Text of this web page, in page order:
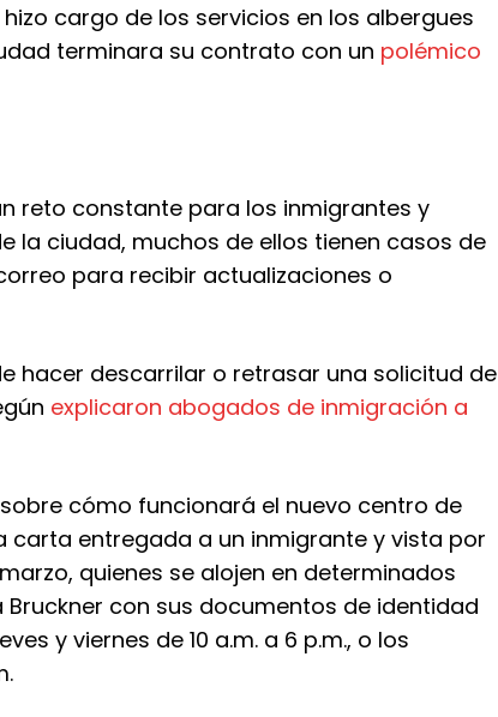
cargo de los servicios en los albergues
terminara su contrato con un polémico
reto constante para los inmigrantes y
la ciudad, muchos de ellos tienen casos de
para recibir actualizaciones o
hacer descarrilar o retrasar una solicitud de
explicaron abogados de inmigración a
cómo funcionará el nuevo centro de
carta entregada a un inmigrante y vista por
quienes se alojen en determinados
con sus documentos de identidad
y viernes de 10 a.m. a 6 p.m., o los